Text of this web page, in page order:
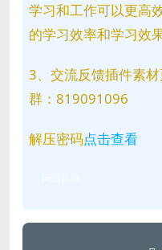
学习和工作可以更高
的学习效率和学习效果
3、交流反馈插件素
群：819091096
解压密码点击查看